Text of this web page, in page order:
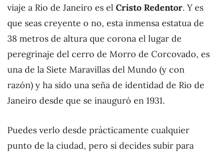
viaje a Rio de Janeiro es el Cristo Redentor. Y es
que seas creyente o no, esta inmensa estatua de
38 metros de altura que corona el lugar de
peregrinaje del cerro de Morro de Corcovado, es
una de la Siete Maravillas del Mundo (y con
razón) y ha sido una seña de identidad de Rio de
Janeiro desde que se inauguró en 1931.
Puedes verlo desde prácticamente cualquier
punto de la ciudad, pero si decides subir para